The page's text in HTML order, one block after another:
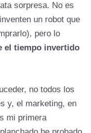
sorpresa. No es
un robot que
pero lo
el tiempo invertido
no todos los
y, el marketing, en
mi primera